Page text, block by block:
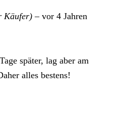
Käufer) – vor 4 Jahren
später, lag aber am
alles bestens!